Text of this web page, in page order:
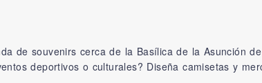
de souvenirs cerca de la Basílica de la Asunción
deportivos o culturales? Diseña camisetas y